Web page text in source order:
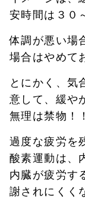
安時間は３０
体調が悪い場
場合はやめて
とにかく、気
意して、緩や
無理は禁物！！
過度な疲労を
酸素運動は、
内臓が疲労す
謝されにくく